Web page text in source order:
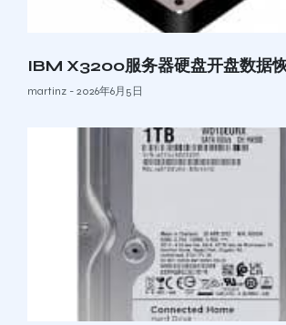
IBM X3200服务器硬盘开盘数据
martinz 2026年6月5日